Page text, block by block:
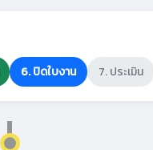
6. ปิดใบงาน 7. ประเมิน